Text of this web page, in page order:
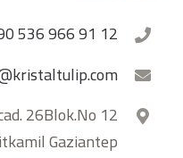
536 966 91 12
26Blok.No 12
Gaziantep